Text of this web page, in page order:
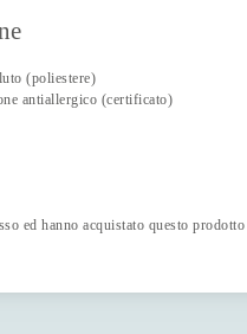
(poliestere)
antiallergico (certificato)
ed hanno acquistato questo